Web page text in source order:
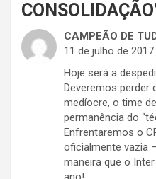
CONSOLIDAÇÃO
CAMPEÃO DE
11 de julho de
Hoje será a
Deveremos perder
medíocre, o time
permanência do
Enfrentaremos o
oficialmente vazia
maneira que o